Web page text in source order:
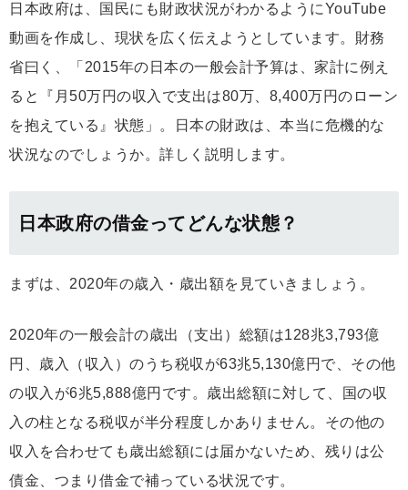
日本政府は、国民にも財政状況がわかるようにYouTube
動画を作成し、現状を広く伝えようとしています。財務
省曰く、「2015年の日本の一般会計予算は、家計に例え
ると『月50万円の収入で支出は80万、8,400万円のローン
を抱えている』状態」。日本の財政は、本当に危機的な
状況なのでしょうか。詳しく説明します。
日本政府の借金ってどんな状態？
まずは、2020年の歳入・歳出額を見ていきましょう。
2020年の一般会計の歳出（支出）総額は128兆3,793億
円、歳入（収入）のうち税収が63兆5,130億円で、その他
の収入が6兆5,888億円です。歳出総額に対して、国の収
入の柱となる税収が半分程度しかありません。その他の
収入を合わせても歳出総額には届かないため、残りは公
債金、つまり借金で補っている状況です。